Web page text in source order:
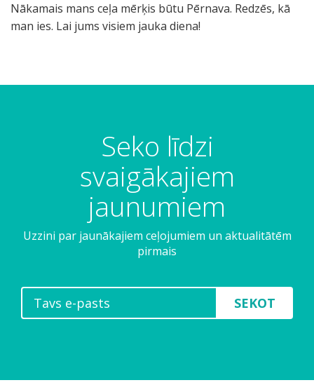
Nākamais mans ceļa mērķis būtu Pērnava. Redzēs, kā
man ies. Lai jums visiem jauka diena!
Seko līdzi
svaigākajiem
jaunumiem
Uzzini par jaunākajiem ceļojumiem un aktualitātēm
pirmais
SEKOT